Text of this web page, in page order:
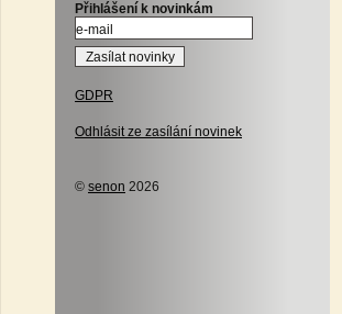
Přihlášení k novinkám
GDPR
Odhlásit ze zasílání novinek
© senon 2026